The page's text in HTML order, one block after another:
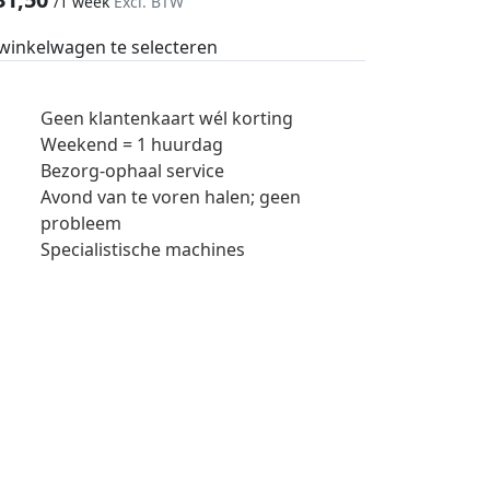
te selecteren
Geen klantenkaart wél korting
Weekend = 1 huurdag
Bezorg-ophaal service
Avond van te voren halen; geen
probleem
Specialistische machines